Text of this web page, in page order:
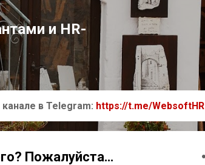
и HR-
в Telegram: https://t.me/WebsoftHR
Пожалуйста…